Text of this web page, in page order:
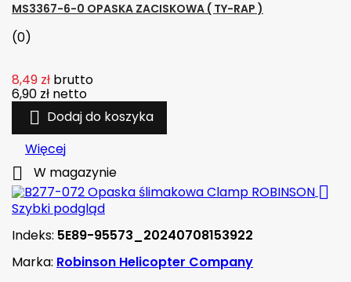
MS3367-6-0 OPASKA ZACISKOWA ( TY-RAP )
(0)
8,49 zł brutto
6,90 zł netto
 Dodaj do koszyka
Więcej
 W magazynie

Szybki podgląd
Indeks: 5E89-95573_20240708153922
Marka: Robinson Helicopter Company